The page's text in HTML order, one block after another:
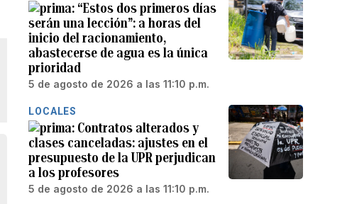
“Estos dos primeros días
serán una lección”: a horas del
inicio del racionamiento,
abastecerse de agua es la única
prioridad
5 de agosto de 2026 a las 11:10 p.m.
LOCALES
Contratos alterados y
clases canceladas: ajustes en el
presupuesto de la UPR perjudican
a los profesores
5 de agosto de 2026 a las 11:10 p.m.